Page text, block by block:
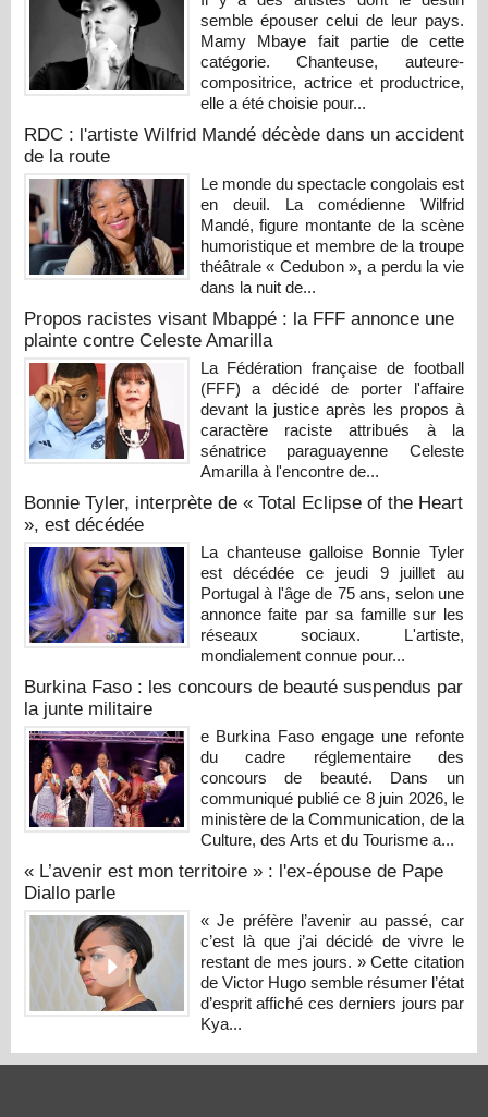
semble épouser celui de leur pays.
Mamy Mbaye fait partie de cette
catégorie. Chanteuse, auteure-
compositrice, actrice et productrice,
elle a été choisie pour...
RDC : l'artiste Wilfrid Mandé décède dans un accident
de la route
Le monde du spectacle congolais est
en deuil. La comédienne Wilfrid
Mandé, figure montante de la scène
humoristique et membre de la troupe
théâtrale « Cedubon », a perdu la vie
dans la nuit de...
Propos racistes visant Mbappé : la FFF annonce une
plainte contre Celeste Amarilla
La Fédération française de football
(FFF) a décidé de porter l'affaire
devant la justice après les propos à
caractère raciste attribués à la
sénatrice paraguayenne Celeste
Amarilla à l'encontre de...
Bonnie Tyler, interprète de « Total Eclipse of the Heart
», est décédée
La chanteuse galloise Bonnie Tyler
est décédée ce jeudi 9 juillet au
Portugal à l'âge de 75 ans, selon une
annonce faite par sa famille sur les
réseaux sociaux. L'artiste,
mondialement connue pour...
Burkina Faso : les concours de beauté suspendus par
la junte militaire
e Burkina Faso engage une refonte
du cadre réglementaire des
concours de beauté. Dans un
communiqué publié ce 8 juin 2026, le
ministère de la Communication, de la
Culture, des Arts et du Tourisme a...
« L’avenir est mon territoire » : l'ex-épouse de Pape
Diallo parle
« Je préfère l’avenir au passé, car
c’est là que j’ai décidé de vivre le
restant de mes jours. » Cette citation
de Victor Hugo semble résumer l’état
d’esprit affiché ces derniers jours par
Kya...